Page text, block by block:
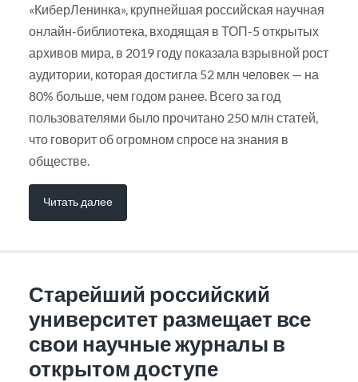
«КиберЛенинка», крупнейшая российская научная
онлайн-библиотека, входящая в ТОП-5 открытых
архивов мира, в 2019 году показала взрывной рост
аудитории, которая достигла 52 млн человек — на
80% больше, чем годом ранее. Всего за год
пользователями было прочитано 250 млн статей,
что говорит об огромном спросе на знания в
обществе.
Читать далее
Старейший российский
университет размещает все
свои научные журналы в
открытом доступе